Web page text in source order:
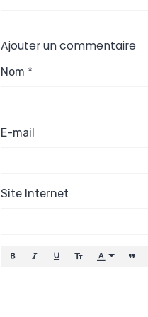
conforme au devis"
Ajouter un commentaire
Nom
E-mail
Site Internet